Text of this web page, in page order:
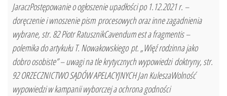
JaraczPostępowanie o ogłoszenie upadłości po 1.12.2021 r. –
doręczenie i wnoszenie pism procesowych oraz inne zagadnienia
wybrane, str. 82 Piotr RatusznikCavendum est a fragmentis –
polemika do artykułu T. Nowakowskiego pt. „Więź rodzinna jako
dobro osobiste” – uwagi na tle krytycznych wypowiedzi doktryny, str.
92 ORZECZNICTWO SĄDÓW APELACYJNYCH Jan KuleszaWolność
wypowiedzi w kampanii wyborczej a ochrona godności